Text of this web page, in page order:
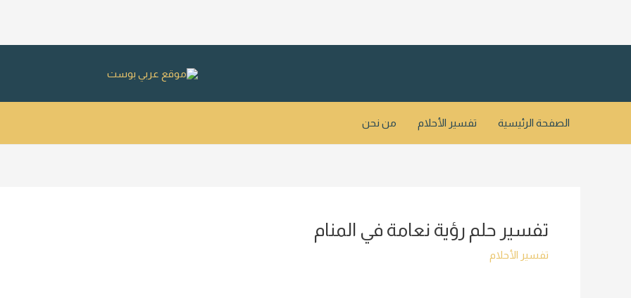
الصفحة الرئيسية تفسير الأحلام من نحن
تفسير حلم رؤية نعامة في المنام
تفسير الأحلام